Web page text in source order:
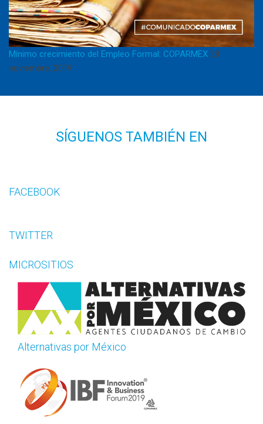
Mínimo crecimiento del Empleo Formal: COPARMEX 28
noviembre, 2019
SÍGUENOS TAMBIÉN EN
FACEBOOK
TWITTER
MICROSITIOS
Alternativas por México